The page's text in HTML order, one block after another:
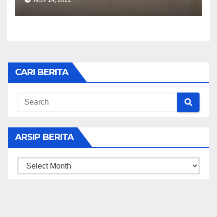
CARI BERITA
ARSIP BERITA
ARSIP